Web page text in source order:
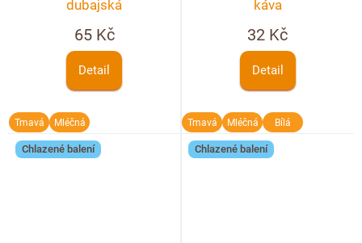
dubajská
65 Kč
Detail
Tmavá Mléčná
káva
32 Kč
Detail
Tmavá Mléčná Bílá
Chlazené balení Chlazené balení